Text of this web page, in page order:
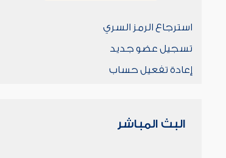
استرجاع الرمز السري
تسجيل عضو جديد
إعادة تفعيل حساب
البث المباشر